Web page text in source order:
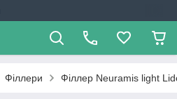
Філлери Філлер Neuramis light